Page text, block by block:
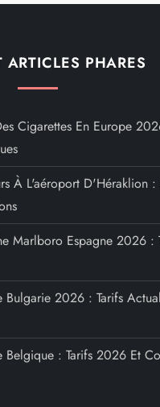
ARTICLES PHARES
Cigarettes En Europe
À L'aéroport D'Héraklion
Marlboro Espagne 2026 :
Bulgarie 2026 : Tarifs
Belgique : Tarifs 2026 Et